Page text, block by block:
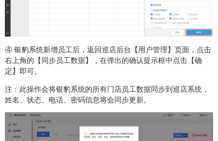
④ 银豹系统新增员工后，返回巡店后台【用户管理】页面，点击
右上角的【同步员工数据】，在弹出的确认提示框中点击【确
定】即可。
注：此操作会将银豹系统的所有门店员工数据同步到巡店系统，
姓名、状态、电话、密码信息将会同步更新。